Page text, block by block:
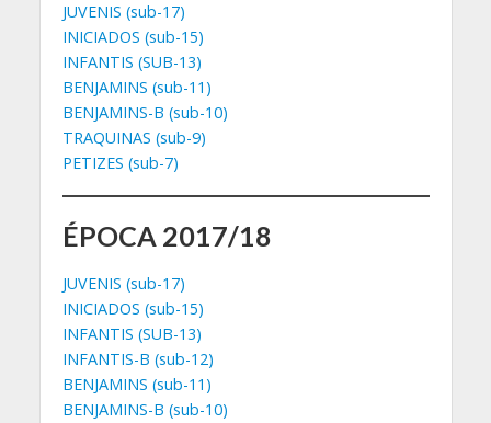
JUVENIS (sub-17)
INICIADOS (sub-15)
INFANTIS (SUB-13)
BENJAMINS (sub-11)
BENJAMINS-B (sub-10)
TRAQUINAS (sub-9)
PETIZES (sub-7)
ÉPOCA 2017/18
JUVENIS (sub-17)
INICIADOS (sub-15)
INFANTIS (SUB-13)
INFANTIS-B (sub-12)
BENJAMINS (sub-11)
BENJAMINS-B (sub-10)